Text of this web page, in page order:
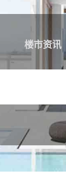
楼市资讯